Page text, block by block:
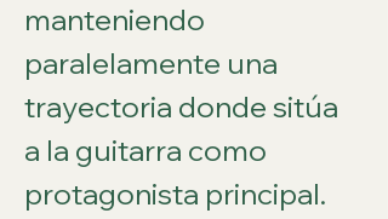
manteniendo
paralelamente una
trayectoria donde sitúa
a la guitarra como
protagonista principal.